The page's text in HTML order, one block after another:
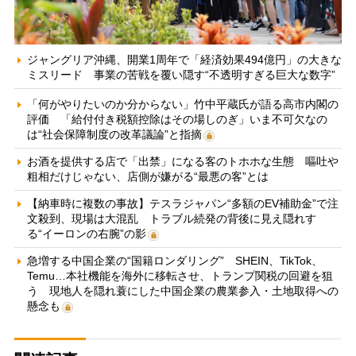
ジャングリア沖縄、開業1周年で「経済効果494億円」の大きな
ミスリード 事業の苦戦を覆い隠す“不透明すぎる巨大な数字”
「何がやりたいのか分からない」竹中平蔵氏が語る高市内閣の
評価 「給付付き税額控除はその場しのぎ」いま不可欠なの
は“社会保障制度の改革議論”と指摘
お酒を提供する店で「出禁」になる客のトホホな生態 嘔吐や
粗相だけじゃない、店側が嫌がる“最悪の客”とは
【納車時に複数の事故】テスラジャパン“多額のEV補助金”で注
文殺到、現場は大混乱 トラブル続発の背後に見え隠れす
る“イーロンの右腕”の影
急増する中国企業の“国籍ロンダリング” SHEIN、TikTok、
Temu…本社機能を海外に移転させ、トランプ関税の回避を狙
う 現地人を隠れ蓑にした中国企業の農業参入・土地取得への
懸念も